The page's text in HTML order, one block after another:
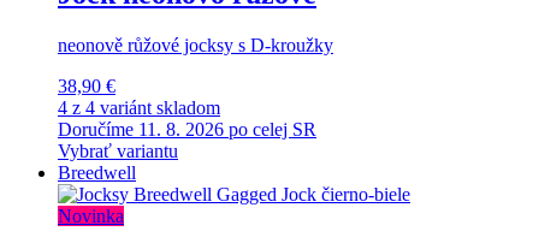
neonově růžové jocksy s D-kroužky
38,90 €
4 z 4 variánt skladom
Doručíme 11. 8. 2026 po celej SR
Vybrať variantu
Breedwell
Novinka